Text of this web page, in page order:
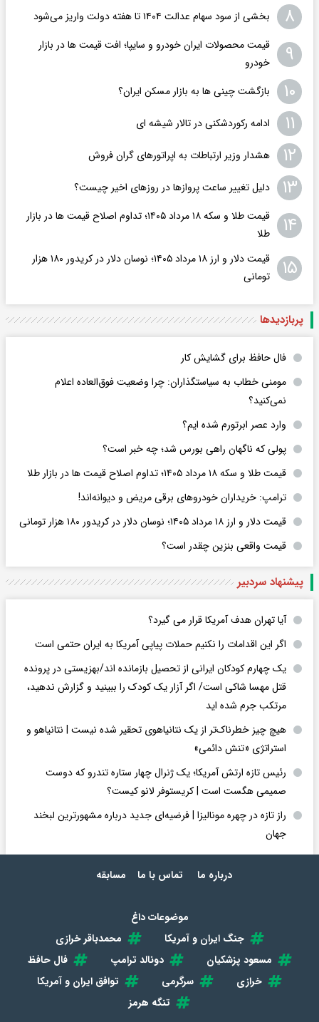
۸ بخشی از سود سهام عدالت ۱۴۰۴ تا هفته دولت واریز می‌شود
۹
قیمت محصولات ایران خودرو و سایپا؛ افت قیمت ها در بازار
خودرو
۱۰ بازگشت چینی ها به بازار مسکن ایران؟
۱۱ ادامه رکوردشکنی در تالار شیشه ای
۱۲ هشدار وزیر ارتباطات به اپراتورهای گران فروش
۱۳ دلیل تغییر ساعت پروازها در روزهای اخیر چیست؟
۱۴
قیمت طلا و سکه ۱۸ مرداد ۱۴۰۵؛ تداوم اصلاح قیمت ها در بازار
طلا
۱۵
قیمت دلار و ارز ۱۸ مرداد ۱۴۰۵​؛ نوسان دلار در کریدور ۱۸۰ هزار
تومانی
پربازدید‌ها
فال حافظ برای گشایش کار
مومنی خطاب به سیاستگذاران: چرا وضعیت فوق‌العاده اعلام
نمی‌کنید؟
وارد عصر ابرتورم شده ایم؟
پولی که ناگهان راهی بورس شد؛ چه خبر است؟
قیمت طلا و سکه ۱۸ مرداد ۱۴۰۵؛ تداوم اصلاح قیمت ها در بازار طلا
ترامپ: خریداران خودروهای برقی مریض و دیوانه‌اند!
قیمت دلار و ارز ۱۸ مرداد ۱۴۰۵​؛ نوسان دلار در کریدور ۱۸۰ هزار تومانی
قیمت واقعی بنزین چقدر است؟
پیشنهاد سردبیر
آیا تهران هدف آمریکا قرار می گیرد؟
اگر این اقدامات را نکنیم حملات پیاپی آمریکا به ایران حتمی است
یک چهارم کودکان ایرانی از تحصیل بازمانده اند/بهزیستی در پرونده
قتل مهسا شاکی است/ اگر آزار یک کودک را ببینید و گزارش ندهید،
مرتکب جرم شده اید
هیچ چیز خطرناک‌تر از یک نتانیاهوی تحقیر شده نیست | نتانیاهو و
استراتژی «تنش دائمی»
رئیس تازه ارتش آمریکا؛ یک ژنرال چهار ستاره تندرو که دوست
صمیمی هگست است | کریستوفر لانو کیست؟
راز تازه در چهره مونالیزا | فرضیه‌ای جدید درباره مشهورترین لبخند
جهان
درباره ما تماس با ما مسابقه
موضوعات داغ
جنگ ایران و آمریکا
محمدباقر خرازی
مسعود پزشکیان
دونالد ترامپ
فال حافظ
خرازی
سرگرمی
توافق ایران و آمریکا
تنگه هرمز